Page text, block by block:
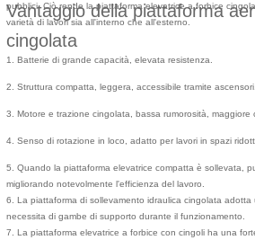
pubblici. Ciò rende la piattaforma elevatrice a forbice
varietà di lavori sia all'interno che all'esterno.
Vantaggio della piattaforma
cingolata
1. Batterie di grande capacità, elevata resistenza.
2. Struttura compatta, leggera, accessibile tramite ascensori.
3. Motore e trazione cingolata, bassa rumorosità, maggiore
4. Senso di rotazione in loco, adatto per lavori in spazi
5. Quando la piattaforma elevatrice compatta è sollevata,
migliorando notevolmente l'efficienza del lavoro.
6. La piattaforma di sollevamento idraulica cingolata
necessita di gambe di supporto durante il funzionamento.
7. La piattaforma elevatrice a forbice con cingoli ha una